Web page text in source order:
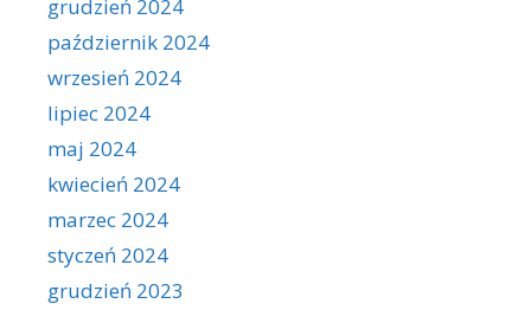
grudzień 2024
październik 2024
wrzesień 2024
lipiec 2024
maj 2024
kwiecień 2024
marzec 2024
styczeń 2024
grudzień 2023